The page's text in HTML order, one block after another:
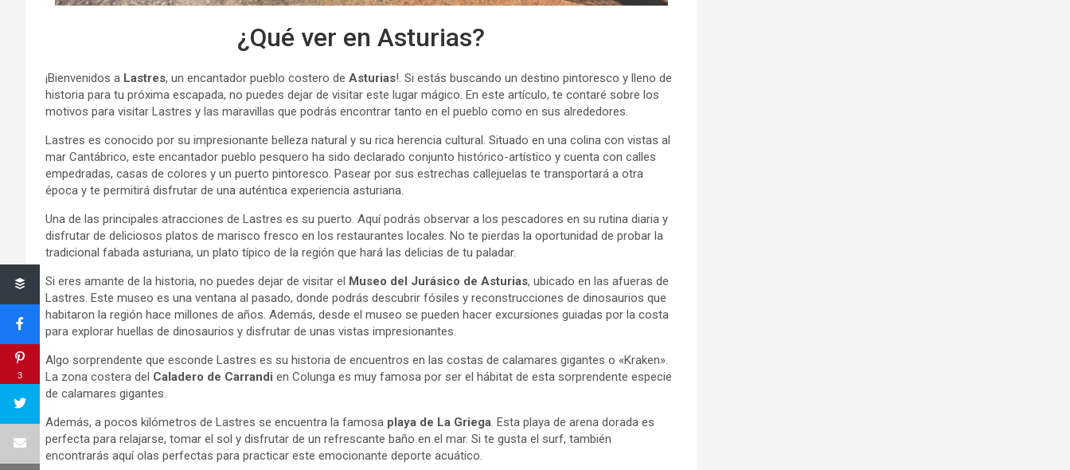
¿Qué ver en Asturias?
¡Bienvenidos a Lastres, un encantador pueblo costero de Asturias!. Si estás buscando un destino pintoresco y lleno de
historia para tu próxima escapada, no puedes dejar de visitar este lugar mágico. En este artículo, te contaré sobre los
motivos para visitar Lastres y las maravillas que podrás encontrar tanto en el pueblo como en sus alrededores.
Lastres es conocido por su impresionante belleza natural y su rica herencia cultural. Situado en una colina con vistas al
mar Cantábrico, este encantador pueblo pesquero ha sido declarado conjunto histórico-artístico y cuenta con calles
empedradas, casas de colores y un puerto pintoresco. Pasear por sus estrechas callejuelas te transportará a otra
época y te permitirá disfrutar de una auténtica experiencia asturiana.
Una de las principales atracciones de Lastres es su puerto. Aquí podrás observar a los pescadores en su rutina diaria y
disfrutar de deliciosos platos de marisco fresco en los restaurantes locales. No te pierdas la oportunidad de probar la
tradicional fabada asturiana, un plato típico de la región que hará las delicias de tu paladar.
Si eres amante de la historia, no puedes dejar de visitar el Museo del Jurásico de Asturias, ubicado en las afueras de
Lastres. Este museo es una ventana al pasado, donde podrás descubrir fósiles y reconstrucciones de dinosaurios que
habitaron la región hace millones de años. Además, desde el museo se pueden hacer excursiones guiadas por la costa
para explorar huellas de dinosaurios y disfrutar de unas vistas impresionantes.
Algo sorprendente que esconde Lastres es su historia de encuentros en las costas de calamares gigantes o «Kraken».
La zona costera del Caladero de Carrandi en Colunga es muy famosa por ser el hábitat de esta sorprendente especie
de calamares gigantes.
Además, a pocos kilómetros de Lastres se encuentra la famosa playa de La Griega . Esta playa de arena dorada es
perfecta para relajarse, tomar el sol y disfrutar de un refrescante baño en el mar. Si te gusta el surf, también
encontrarás aquí olas perfectas para practicar este emocionante deporte acuático.
3